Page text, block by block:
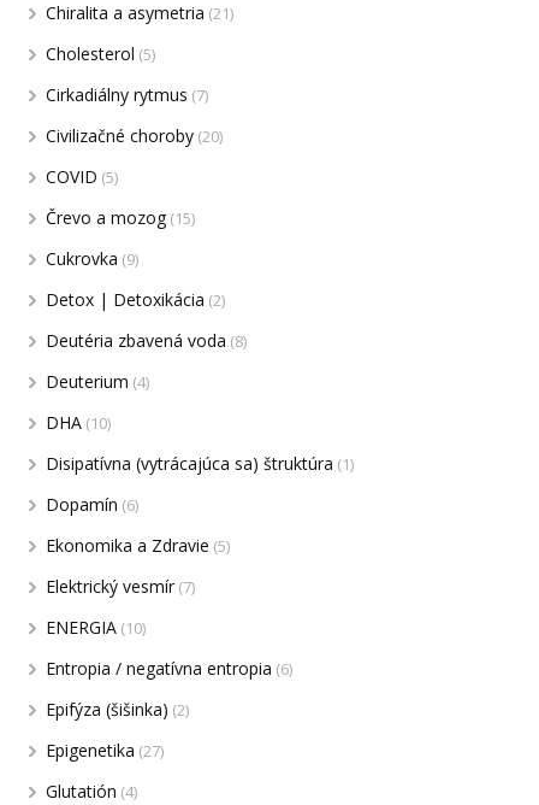
Chiralita a asymetria (21)
Cholesterol (5)
Cirkadiálny rytmus (7)
Civilizačné choroby (20)
COVID (5)
Črevo a mozog (15)
Cukrovka (9)
Detox | Detoxikácia (2)
Deutéria zbavená voda (8)
Deuterium (4)
DHA (10)
Disipatívna (vytrácajúca sa) štruktúra (1)
Dopamín (6)
Ekonomika a Zdravie (5)
Elektrický vesmír (7)
ENERGIA (10)
Entropia / negatívna entropia (6)
Epifýza (šišinka) (2)
Epigenetika (27)
Glutatión (4)